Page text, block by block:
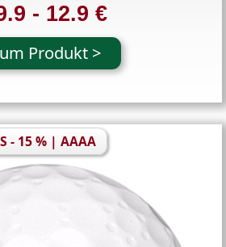
- 12.9 €
Produkt >
- 15 % | AAAA